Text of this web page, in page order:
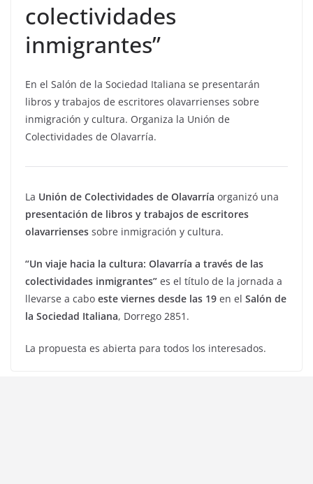
colectividades
inmigrantes”
En el Salón de la Sociedad Italiana se presentarán
libros y trabajos de escritores olavarrienses sobre
inmigración y cultura. Organiza la Unión de
Colectividades de Olavarría.
La Unión de Colectividades de Olavarría organizó una
presentación de libros y trabajos de escritores
olavarrienses sobre inmigración y cultura.
“Un viaje hacia la cultura: Olavarría a través de las
colectividades inmigrantes” es el título de la jornada a
llevarse a cabo este viernes desde las 19 en el Salón de
la Sociedad Italiana, Dorrego 2851.
La propuesta es abierta para todos los interesados.